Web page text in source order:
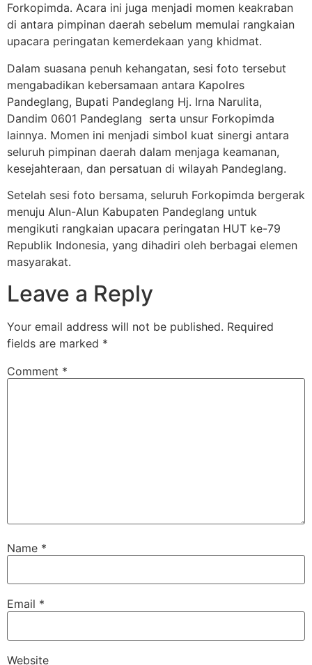
Forkopimda. Acara ini juga menjadi momen keakraban
di antara pimpinan daerah sebelum memulai rangkaian
upacara peringatan kemerdekaan yang khidmat.
Dalam suasana penuh kehangatan, sesi foto tersebut
mengabadikan kebersamaan antara Kapolres
Pandeglang, Bupati Pandeglang Hj. Irna Narulita,
Dandim 0601 Pandeglang serta unsur Forkopimda
lainnya. Momen ini menjadi simbol kuat sinergi antara
seluruh pimpinan daerah dalam menjaga keamanan,
kesejahteraan, dan persatuan di wilayah Pandeglang.
Setelah sesi foto bersama, seluruh Forkopimda bergerak
menuju Alun-Alun Kabupaten Pandeglang untuk
mengikuti rangkaian upacara peringatan HUT ke-79
Republik Indonesia, yang dihadiri oleh berbagai elemen
masyarakat.
Leave a Reply
Your email address will not be published. Required
fields are marked *
Comment *
Name *
Email *
Website